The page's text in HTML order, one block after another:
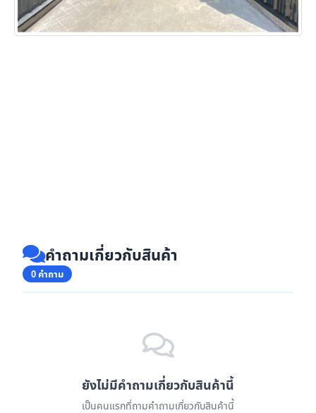
คำถามเกี่ยวกับสินค้า
0 คำถาม
ยังไม่มีคำถามเกี่ยวกับสินค้านี้
เป็นคนแรกที่ถามคำถามเกี่ยวกับสินค้านี้